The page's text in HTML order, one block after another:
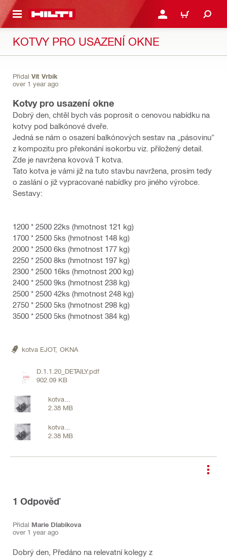
HLAVNÍ OBSAH PŘIHLÁSIT NEBO
KOŠÍK
KOTVY PRO USAZENÍ OKNE
Přidal Vít Vrbík
over 1 year ago
Kotvy pro usazení okne
Dobrý den, chtěl bych vás poprosit o cenovou nabídku na
kotvy pod balkónové dveře.
Jedná se nám o osazení balkónových sestav na „pásovinu“
z kompozitu pro překonání isokorbu viz. přiložený detail.
Zde je navržena kovová T kotva.
Tato kotva je vámi již na tuto stavbu navržena, prosím tedy
o zaslání o již vypracované nabídky pro jiného výrobce.
Sestavy:
1200 * 2500 22ks (hmotnost 121 kg)
1700 * 2500 5ks (hmotnost 148 kg)
2000 * 2500 6ks (hmotnost 177 kg)
2250 * 2500 8ks (hmotnost 197 kg)
2300 * 2500 16ks (hmotnost 200 kg)
2400 * 2500 9ks (hmotnost 238 kg)
2500 * 2500 42ks (hmotnost 248 kg)
2750 * 2500 5ks (hmotnost 298 kg)
3500 * 2500 5ks (hmotnost 384 kg)
kotva EJOT, OKNA
D.1.1.20_DETAILY.pdf
902.09 KB
kotva
Ejot.pdf
2.38 MB
kotva
Ejot.pdf
2.38 MB
1 Odpověď
Přidal Marie Dlabikova
over 1 year ago
Dobrý den, Předáno na relevatní kolegy z